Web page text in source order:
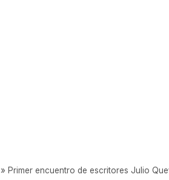
» Primer encuentro de escritores Julio